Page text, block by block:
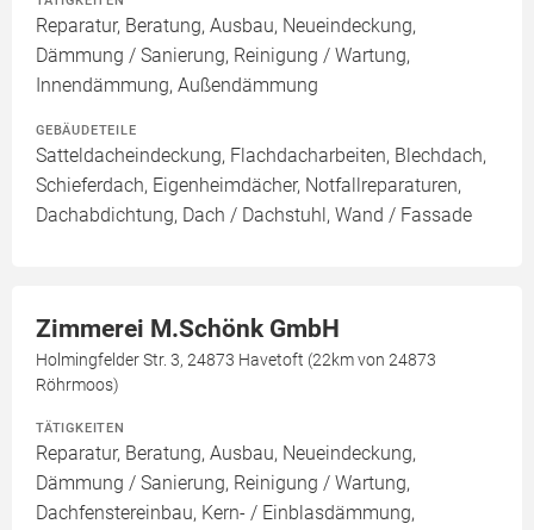
Reparatur, Beratung, Ausbau, Neueindeckung,
Dämmung / Sanierung, Reinigung / Wartung,
Innendämmung, Außendämmung
GEBÄUDETEILE
Satteldacheindeckung, Flachdacharbeiten, Blechdach,
Schieferdach, Eigenheimdächer, Notfallreparaturen,
Dachabdichtung, Dach / Dachstuhl, Wand / Fassade
Zimmerei M.Schönk GmbH
Holmingfelder Str. 3, 24873 Havetoft (22km von 24873
Röhrmoos)
TÄTIGKEITEN
Reparatur, Beratung, Ausbau, Neueindeckung,
Dämmung / Sanierung, Reinigung / Wartung,
Dachfenstereinbau, Kern- / Einblasdämmung,